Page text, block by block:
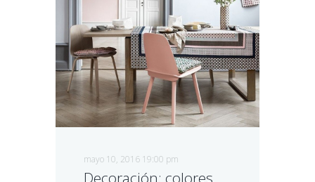
mayo 10, 2016 19:00 pm
Decoración: colores